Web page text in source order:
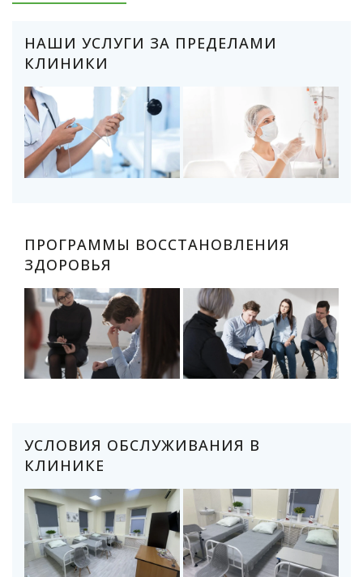
НАШИ УСЛУГИ ЗА ПРЕДЕЛАМИ
КЛИНИКИ
ПРОГРАММЫ ВОССТАНОВЛЕНИЯ
ЗДОРОВЬЯ
УСЛОВИЯ ОБСЛУЖИВАНИЯ В
КЛИНИКЕ